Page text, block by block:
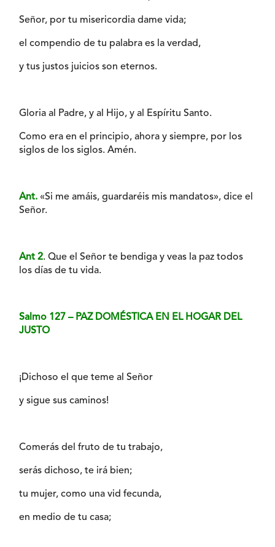
Señor, por tu misericordia dame vida;
el compendio de tu palabra es la verdad,
y tus justos juicios son eternos.
Gloria al Padre, y al Hijo, y al Espíritu Santo.
Como era en el principio, ahora y siempre, por los
siglos de los siglos. Amén.
Ant. «Si me amáis, guardaréis mis mandatos», dice el
Señor.
Ant 2. Que el Señor te bendiga y veas la paz todos
los días de tu vida.
Salmo 127 – PAZ DOMÉSTICA EN EL HOGAR DEL
JUSTO
¡Dichoso el que teme al Señor
y sigue sus caminos!
Comerás del fruto de tu trabajo,
serás dichoso, te irá bien;
tu mujer, como una vid fecunda,
en medio de tu casa;